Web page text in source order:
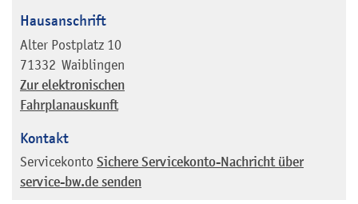
Hausanschrift
Alter Postplatz 10
71332 Waiblingen
Zur elektronischen
Fahrplanauskunft
Kontakt
Servicekonto Sichere Servicekonto-Nachricht über
service-bw.de senden